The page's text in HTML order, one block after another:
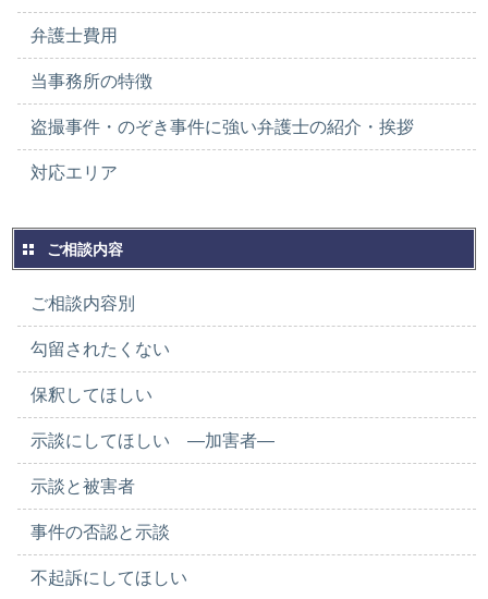
弁護士費用
当事務所の特徴
盗撮事件・のぞき事件に強い弁護士の紹介・挨拶
対応エリア
ご相談内容
ご相談内容別
勾留されたくない
保釈してほしい
示談にしてほしい ―加害者―
示談と被害者
事件の否認と示談
不起訴にしてほしい